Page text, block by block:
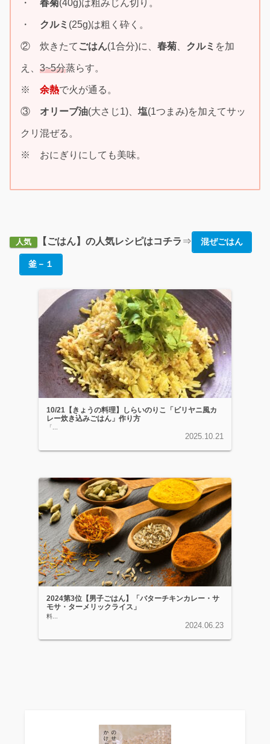
・ 春菊(40g)は粗みじん切り。
・ クルミ (25g)は粗く砕く。
② 炊きたて ごはん(1合分)に、 春菊 クルミ を加
え、 3~5分蒸らす。
※ 余熱で火が通る。
③ オリーブ油(大さじ1)、 塩(1つまみ)を加えてサッ
クリ混ぜる。
※ おにぎりにしても美味。
人気 【ごはん】の人気レシピはコチラ ⇒ 混ぜごはん
釜－１
10/21【きょうの料理】しらいのりこ「ビリヤニ風カ
レー炊き込みごはん」作り方
「...
2025.10.21
2024第3位【男子ごはん】「バターチキンカレー・サ
モサ・ターメリックライス」
料...
2024.06.23